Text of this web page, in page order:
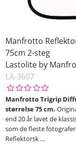
Vit
Manfrotto
75cm 2-steg
Lastolite by
LA-3607
Manfrotto Trigrip
størrelse 75 cm.
end 20 år lavet de
som de fleste
Reflektorsk …